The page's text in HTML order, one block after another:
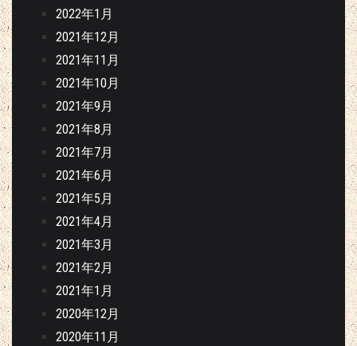
2022年1月
2021年12月
2021年11月
2021年10月
2021年9月
2021年8月
2021年7月
2021年6月
2021年5月
2021年4月
2021年3月
2021年2月
2021年1月
2020年12月
2020年11月